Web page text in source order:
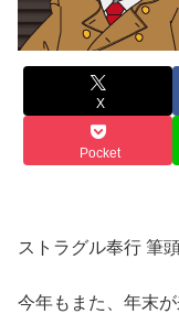
X
Pocket
ストラグル奉行 筆
今年もまた、年末が